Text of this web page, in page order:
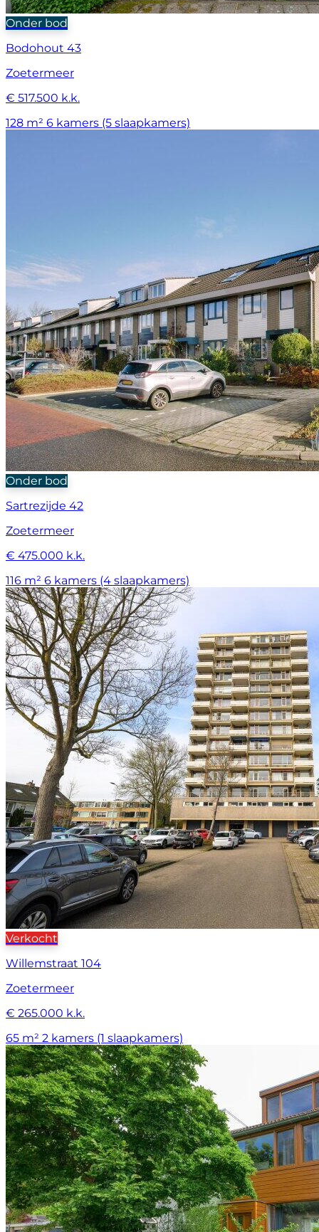
Onder bod
Bodohout 43
Zoetermeer
€ 517.500 k.k.
128 m² 6 kamers (5 slaapkamers)
Onder bod
Sartrezijde 42
Zoetermeer
€ 475.000 k.k.
116 m² 6 kamers (4 slaapkamers)
Verkocht
Willemstraat 104
Zoetermeer
€ 265.000 k.k.
65 m² 2 kamers (1 slaapkamers)